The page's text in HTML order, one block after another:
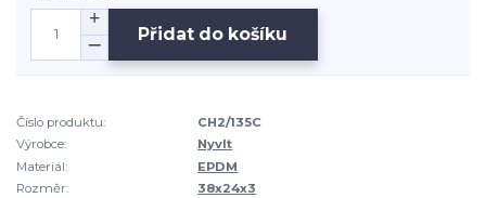
Přidat do košíku
Číslo produktu:
CH2/135C
Výrobce:
Nyvlt
Materiál:
EPDM
Rozměr:
38x24x3